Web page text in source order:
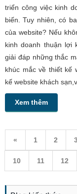
triển công việc kinh
biến. Tuy nhiên, có
của website? Nếu
kinh doanh thuận lợi
giải đáp những thắc
khúc mắc về thiết kế
kế website khách
Xem thêm
« 1 2
10 11 12